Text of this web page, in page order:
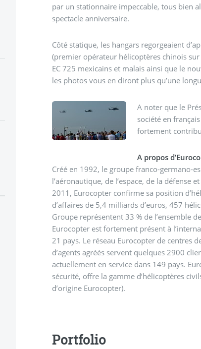
par un stationnaire impeccable, tous bien
spectacle anniversaire.
Côté statique, les hangars regorgeaient
(premier opérateur hélicoptères chinois
EC 725 mexicains et malais ainsi que le nouveau Dauphin
les photos vous en diront plus qu’une
A noter que le
société en
fortement
A propos
Créé en 1992, le groupe franco-germano-
l’aéronautique, de l’espace, de la défense
2011, Eurocopter confirme sa position
d’affaires de 5,4 milliards d’euros, 457
Groupe représentent 33 % de l’ensemble
Eurocopter est fortement présent à
21 pays. Le réseau Eurocopter de centres
d’agents agréés servent quelques 2900
actuellement en service dans 149 pays.
sécurité, offre la gamme d’hélicoptères
d’origine Eurocopter).
Portfolio